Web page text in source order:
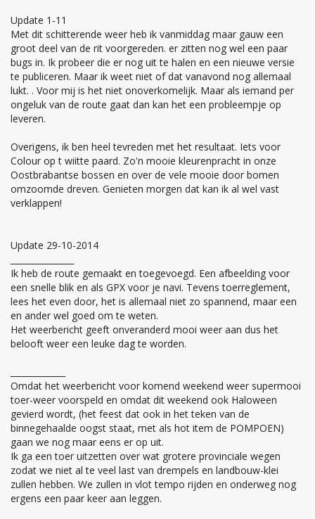
Update 1-11
Met dit schitterende weer heb ik vanmiddag maar gauw een
groot deel van de rit voorgereden. er zitten nog wel een paar
bugs in. Ik probeer die er nog uit te halen en een nieuwe versie
te publiceren. Maar ik weet niet of dat vanavond nog allemaal
lukt. . Voor mij is het niet onoverkomelijk. Maar als iemand per
ongeluk van de route gaat dan kan het een probleempje op
leveren.
Overigens, ik ben heel tevreden met het resultaat. Iets voor
Colour op t wiitte paard. Zo'n mooie kleurenpracht in onze
Oostbrabantse bossen en over de vele mooie door bomen
omzoomde dreven. Genieten morgen dat kan ik al wel vast
verklappen!
Update 29-10-2014
Ik heb de route gemaakt en toegevoegd. Een afbeelding voor
een snelle blik en als GPX voor je navi. Tevens toerreglement,
lees het even door, het is allemaal niet zo spannend, maar een
en ander wel goed om te weten.
Het weerbericht geeft onveranderd mooi weer aan dus het
belooft weer een leuke dag te worden.
Omdat het weerbericht voor komend weekend weer supermooi
toer-weer voorspeld en omdat dit weekend ook Haloween
gevierd wordt, (het feest dat ook in het teken van de
binnegehaalde oogst staat, met als hot item de POMPOEN)
gaan we nog maar eens er op uit.
Ik ga een toer uitzetten over wat grotere provinciale wegen
zodat we niet al te veel last van drempels en landbouw-klei
zullen hebben. We zullen in vlot tempo rijden en onderweg nog
ergens een paar keer aan leggen.